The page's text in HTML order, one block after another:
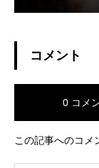
コメント
0 コメ
この記事へのコメ